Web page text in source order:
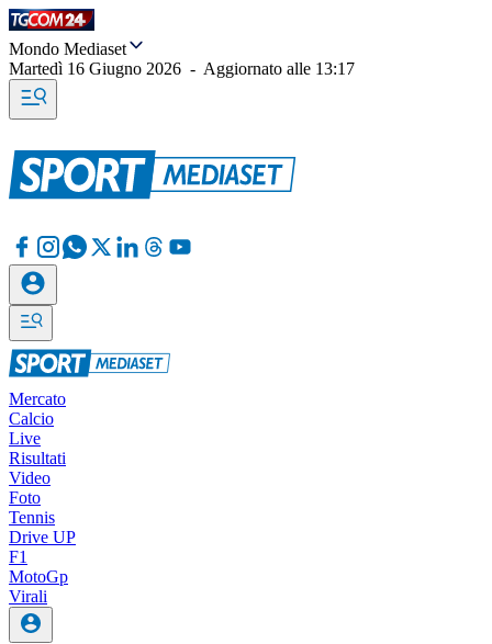
Mondo Mediaset
Martedì 16 Giugno 2026 - Aggiornato alle 13:17
Mercato
Calcio
Live
Risultati
Video
Foto
Tennis
Drive UP
F1
MotoGp
Virali